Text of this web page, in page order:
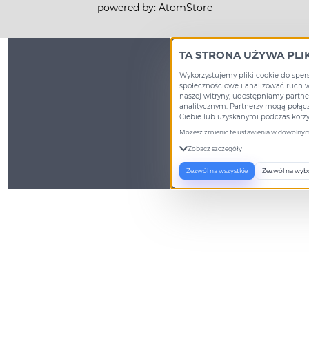
powered by: AtomStore
TA STRONA UŻYWA
Wykorzystujemy pliki cookie do
społecznościowe i analizować ruch
naszej witryny, udostępniamy
analitycznym. Partnerzy mogą
Ciebie lub uzyskanymi podczas
Możesz zmienić te ustawienia w
Zobacz szczegóły
Zezwól na wszystkie Zezwól na